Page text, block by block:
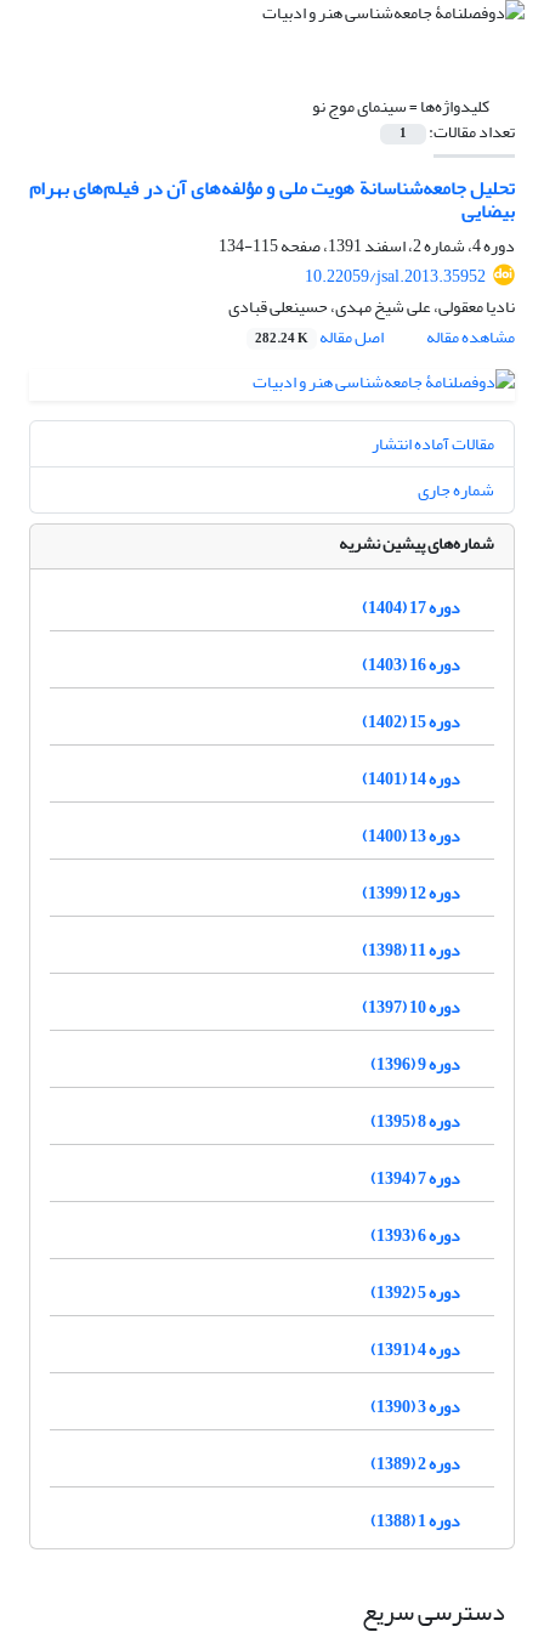
کلیدواژه‌ها =سینمای موج نو
تعداد مقالات: 1
تحلیل جامعه‌شناسانة هویت ملی و مؤلفه‌های آن در فیلم‌های بهرام
بیضایی
دوره 4، شماره 2، اسفند 1391، صفحه
115-134
10.22059/jsal.2013.35952
نادیا معقولی، علی شیخ مهدی، حسینعلی قبادی
مشاهده مقاله
اصل مقاله 282.24 K
مقالات آماده انتشار
شماره جاری
شماره‌های پیشین نشریه
دوره 17 (1404)
دوره 16 (1403)
دوره 15 (1402)
دوره 14 (1401)
دوره 13 (1400)
دوره 12 (1399)
دوره 11 (1398)
دوره 10 (1397)
دوره 9 (1396)
دوره 8 (1395)
دوره 7 (1394)
دوره 6 (1393)
دوره 5 (1392)
دوره 4 (1391)
دوره 3 (1390)
دوره 2 (1389)
دوره 1 (1388)
دسترسی سریع